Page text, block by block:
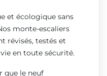
et écologique sans
monte-escaliers
révisés, testés et
en toute sécurité.
que le neuf